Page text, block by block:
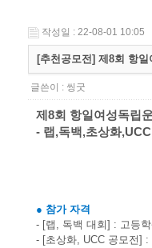
작성일 : 22-08-01 10:05
[추천공모전] 제8회 항
글쓴이 : 씽굿
제 8회 항일여성독립
- 랩 ,독백,초상화
● 참가 자격
- [랩 , 독백 대회] : 고등
- [초상화, UCC 공모전] :